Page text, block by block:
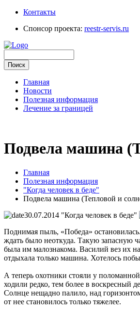
Контакты
Спонсор проекта: reestr-servis.ru
Главная
Новости
Полезная информация
Лечение за границей
Подвела машина
Главная
Полезная информация
"Когда человек в беде"
Подвела машина (Тепловой и
30.07.2014 "Когда человек в беде"
Поднимая пыль, «Победа»
ждать было неоткуда. Такую запасную
была им малознакома. Василий вез их
отдыхала только машина. Хотелось
А теперь охотники стояли у
ходили редко, тем более в воскресный
Солнце нещадно палило, над
от нее становилось только тяжелее.